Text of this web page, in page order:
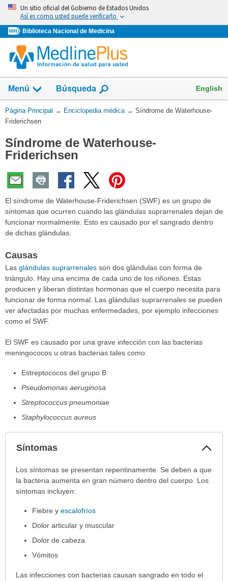
Omita
vaya
al
Contenido
Un sitio oficial del Gobierno de Estados Unidos
Así es como usted puede verificarlo
Biblioteca Nacional de Medicina
Menú Búsqueda English
Usted
está
Página Principal → Enciclopedia médica → Síndrome de Waterhouse-
Friderichsen
Síndrome de Waterhouse-
Friderichsen
El síndrome de Waterhouse-Friderichsen (SWF) es un grupo de
síntomas que ocurren cuando las glándulas suprarrenales dejan de
funcionar normalmente. Esto es causado por el sangrado dentro
de dichas glándulas.
Causas
Las glándulas suprarrenales son dos glándulas con forma de
triángulo. Hay una encima de cada uno de los riñones. Estas
producen y liberan distintas hormonas que el cuerpo necesita para
funcionar de forma normal. Las glándulas suprarrenales se pueden
ver afectadas por muchas enfermedades, por ejemplo infecciones
como el SWF.
El SWF es causado por una grave infección con las bacterias
meningococos u otras bacterias tales como:
Estreptococos del grupo B
Pseudomonas aeruginosa
Streptococcus pneumoniae
Staphylococcus aureus
Síntomas
Síntomas
sido
Los síntomas se presentan repentinamente. Se deben a que
la bacteria aumenta en gran número dentro del cuerpo. Los
síntomas incluyen:
Fiebre yescalofríos
Dolor articular y muscular
Dolor de cabeza
Vómitos
Las infecciones con bacterias causan sangrado en todo el